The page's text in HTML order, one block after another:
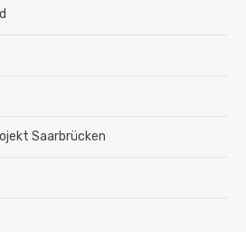
Saarbrücken